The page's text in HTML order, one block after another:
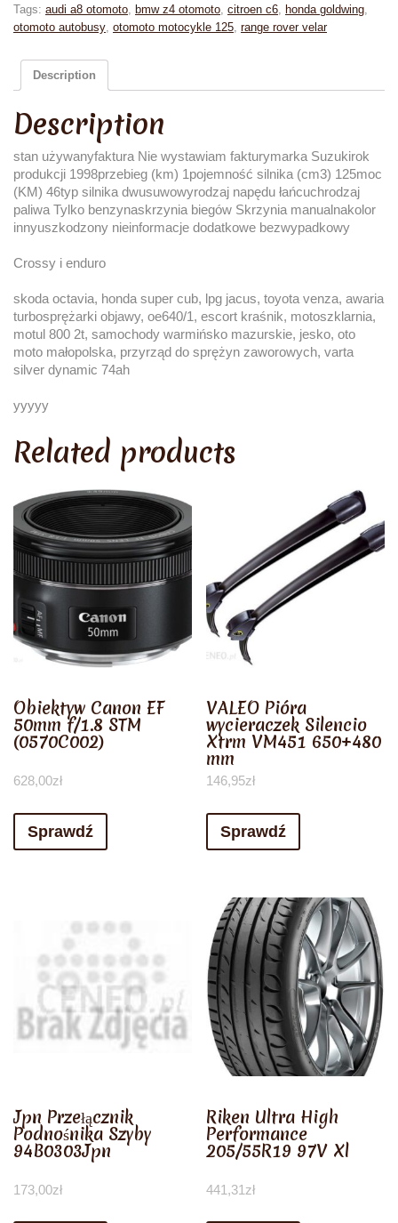
Tags: audi a8 otomoto, bmw z4 otomoto, citroen c6, honda goldwing,
otomoto autobusy, otomoto motocykle 125, range rover velar
Description
Description
stan używanyfaktura Nie wystawiam fakturymarka Suzukirok
produkcji 1998przebieg (km) 1pojemność silnika (cm3) 125moc
(KM) 46typ silnika dwusuwowyrodzaj napędu łańcuchrodzaj
paliwa Tylko benzynaskrzynia biegów Skrzynia manualnakolor
innyuszkodzony nieinformacje dodatkowe bezwypadkowy
Crossy i enduro
skoda octavia, honda super cub, lpg jacus, toyota venza, awaria
turbosprężarki objawy, oe640/1, escort kraśnik, motoszklarnia,
motul 800 2t, samochody warmińsko mazurskie, jesko, oto
moto małopolska, przyrząd do sprężyn zaworowych, varta
silver dynamic 74ah
yyyyy
Related products
Obiektyw Canon EF
50mm f/1.8 STM
(0570C002)
628,00zł
Sprawdź
VALEO Pióra
wycieraczek Silencio
Xtrm VM451 650+480
mm
146,95zł
Sprawdź
Jpn Przełącznik
Podnośnika Szyby
94B0303Jpn
173,00zł
Riken Ultra High
Performance
205/55R19 97V Xl
441,31 zł